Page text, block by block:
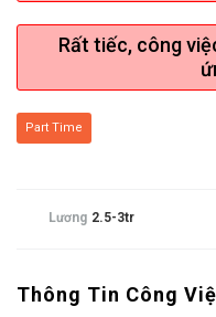
Rất tiếc, công
Part Time
Lương 2.5-3tr
Thông Tin Công